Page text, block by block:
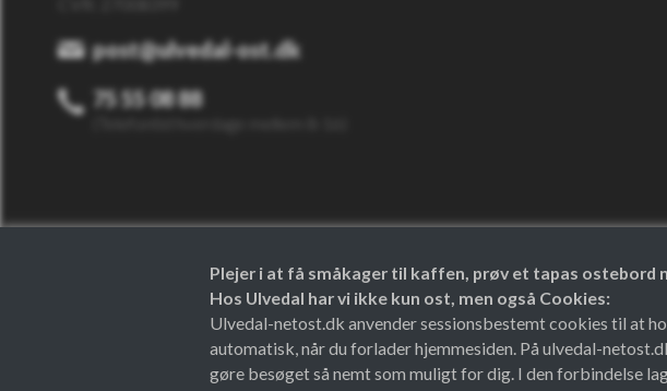
Plejer i at få småkager til kaffen, prøv et tapas ostebord
Hos Ulvedal har vi ikke kun ost, men også Cookies:
Ulvedal-netost.dk anvender sessionsbestemt cookies til at
automatisk, når du forlader hjemmesiden. På ulvedal-
gøre besøget så nemt som muligt for dig. I den forbindelse
post@ulvedal-ost.dk
75 55 08 88